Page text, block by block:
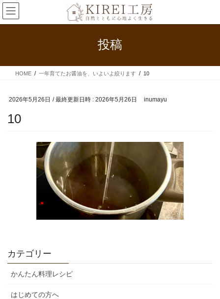
コ
ン
テ
ス
ナ
ビ
ゲ
ン
投稿
HOME 一年育てたお醤油を、いよいよ絞ります 10
2026年5月26日 / 最終更新日時 : 2026年5月26日 inumayu
10
カテゴリー
かんたん料理レシピ
はじめての方へ